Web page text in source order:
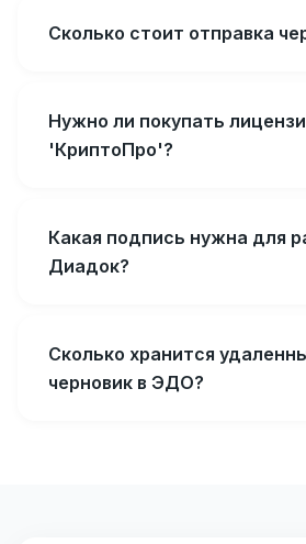
Сколько стоит отправка
Нужно ли покупать
'КриптоПро'?
Какая подпись нужна для
Диадок?
Сколько хранится
черновик в ЭДО?